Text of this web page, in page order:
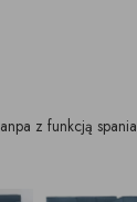
z funkcją spania